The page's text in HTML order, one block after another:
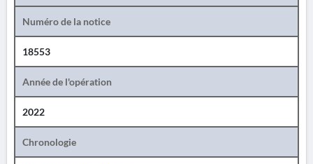
Numéro de la notice
18553
Année de l'opération
2022
Chronologie